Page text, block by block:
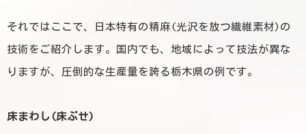
それではここで、日本特有の精麻(光沢を放つ繊維素材)の
技術をご紹介します。 国内でも、地域によって技法が異な
りますが、圧倒的な生産量を誇る栃木県の例です。
床まわし(床ぶせ)